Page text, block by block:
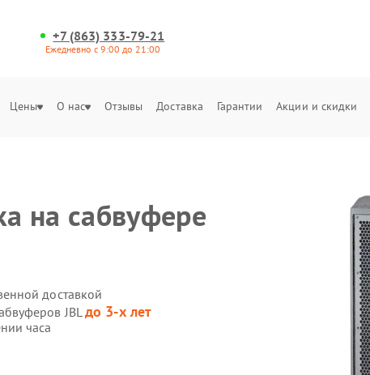
+7 (863) 333-79-21
Ежедневно с 9:00 до 21:00
Цены О нас Отзывы Доставка Гарантии Акции и скидки
на сабвуфере
доставкой
JBL до 3-х лет
часа